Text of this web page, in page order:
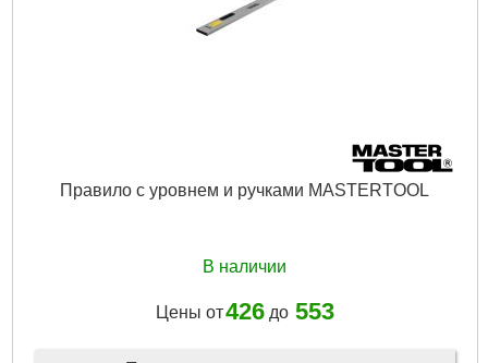
Правило с уровнем и ручками MASTERTOOL
В наличии
Цены от426до 553